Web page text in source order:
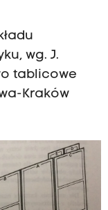
wg. J.
tablicowe
Kraków